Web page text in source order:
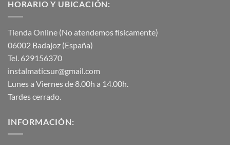
HORARIO Y UBICACIÓN:
Tienda Online (No atendemos físicamente)
06002 Badajoz (España)
Tel. 629156370
instalmaticsur@gmail.com
Lunes a Viernes de 8.00h a 14.00h.
Tardes cerrado.
INFORMACIÓN: